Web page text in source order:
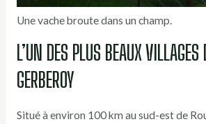
Une vache broute dans un champ.
L’UN DES PLUS BEAUX
GERBEROY
Situé à environ 100 km au sud-est de